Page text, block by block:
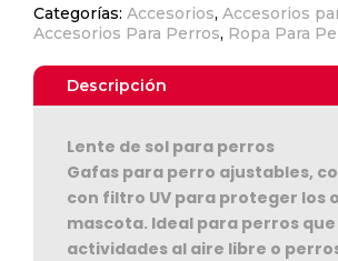
Filtro
Para
Perros
cantidad
Categorías:Accesorios,Accesorios
Accesorios Para Perros, Ropa Para
Descripción
Lente de sol para perros
Gafas para perro ajustables,
con filtro UV para proteger los
mascota. Ideal para perros
actividades al aire libre o